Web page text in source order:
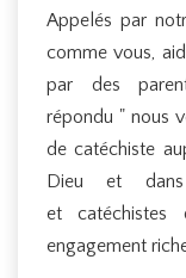
Appelés par
comme vous,
par des
répondu " nous
de catéchiste
Dieu et
et catéchistes
engagement